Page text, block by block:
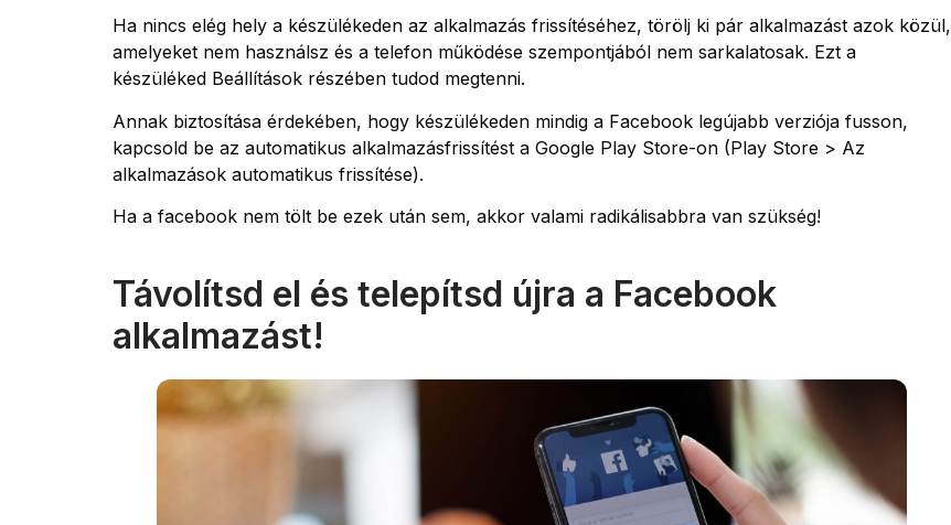
Ha nincs elég hely a készülékeden az alkalmazás frissítéséhez, törölj ki pár alkalmazást azok közül,
amelyeket nem használsz és a telefon működése szempontjából nem sarkalatosak. Ezt a
készüléked Beállítások részében tudod megtenni.
Annak biztosítása érdekében, hogy készülékeden mindig a Facebook legújabb verziója fusson,
kapcsold be az automatikus alkalmazásfrissítést a Google Play Store-on (Play Store > Az
alkalmazások automatikus frissítése).
Ha a facebook nem tölt be ezek után sem, akkor valami radikálisabbra van szükség!
Távolítsd el és telepítsd újra a Facebook
alkalmazást!